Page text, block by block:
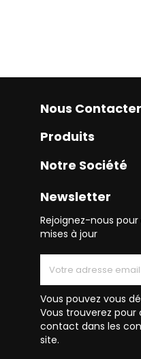
Nous Contacter
Produits
Notre Société
Newsletter
Rejoignez-nous
mises à jour
Vous pouvez vous
Vous trouverez
contact dans les
site.